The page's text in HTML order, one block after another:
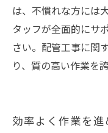
は、不慣れな方には
タッフが全面的にサ
さい。配管工事に関
り、質の高い作業を
効率よく作業を進